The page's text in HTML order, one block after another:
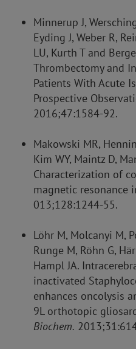
Minnerup J,
Eyding J, Weber R,
LU, Kurth T and
Thrombectomy and
Patients With Acute
Prospective
2016;47:1584-92.
Makowski MR,
Kim WY, Maintz D,
Characterization of
magnetic resonance
013;128:1244-55.
Löhr M, Molcanyi M,
Runge M, Röhn G,
Hampl JA.
inactivated
enhances oncolysis
9L orthotopic
Biochem.